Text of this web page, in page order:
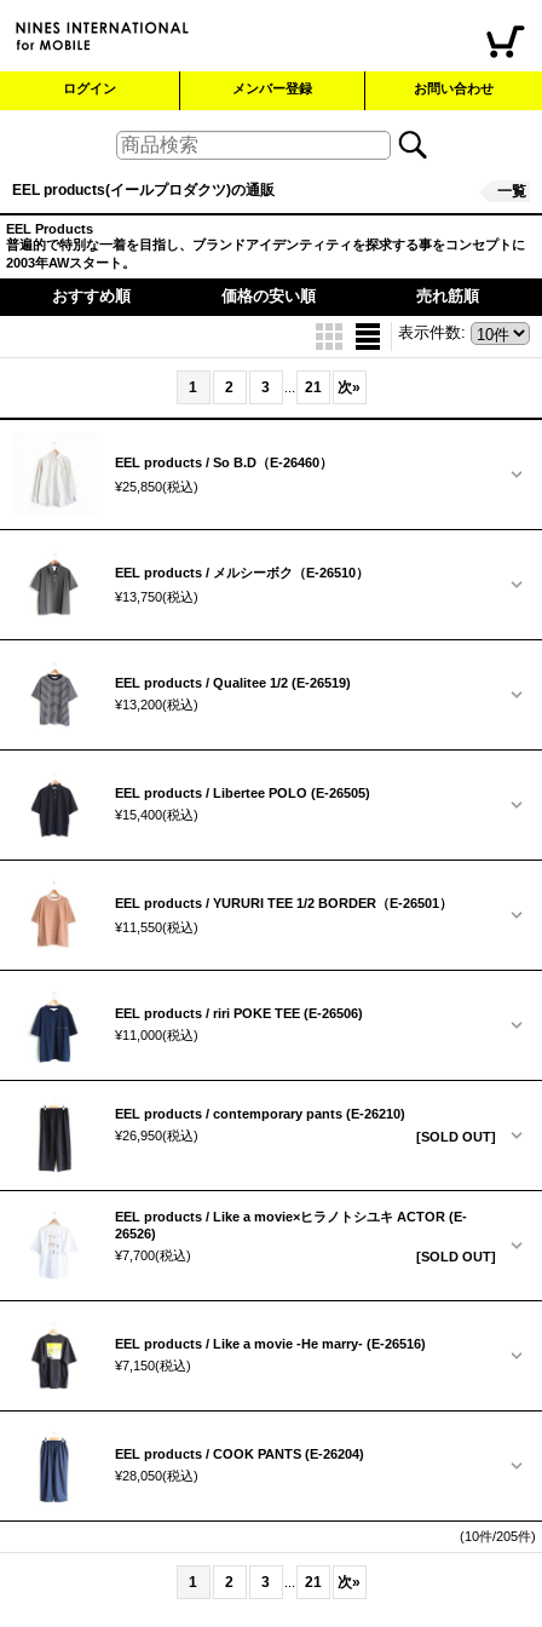
ログイン メンバー登録 お問い合わせ
EEL products(イールプロダクツ)の通販
EEL Products
普遍的で特別な一着を目指し、ブランドアイデンティティを探求する事をコンセプトに
2003年AWスタート。
一覧
おすすめ順 価格の安い順
売れ筋順
表示件数:
1 2 3 21 次»
EEL products / So B.D（E-26460）
¥25,850(税込)
EEL products / メルシーボク（E-26510）
¥13,750(税込)
EEL products / Qualitee 1/2 (E-26519)
¥13,200(税込)
EEL products / Libertee POLO (E-26505)
¥15,400(税込)
EEL products / YURURI TEE 1/2 BORDER（E-26501）
¥11,550(税込)
EEL products / riri POKE TEE (E-26506)
¥11,000(税込)
EEL products / contemporary pants (E-26210)
¥26,950(税込) [SOLD OUT]
EEL products / Like a movie×ヒラノトシユキ ACTOR (E-
26526)
¥7,700(税込) [SOLD OUT]
EEL products / Like a movie -He marry- (E-26516)
¥7,150(税込)
EEL products / COOK PANTS (E-26204)
¥28,050(税込)
(10件/205件)
1 2 3 21 次»